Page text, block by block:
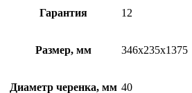
Гарантия 12
Размер, мм 346х235х1375
Диаметр черенка, мм 40